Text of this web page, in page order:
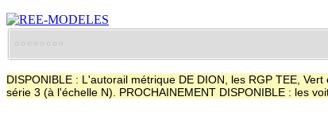
DISPONIBLE : L'autorail métrique DE DION, les RGP TEE,
série 3 (à l'échelle N). PROCHAINEMENT DISPONIBLE : les